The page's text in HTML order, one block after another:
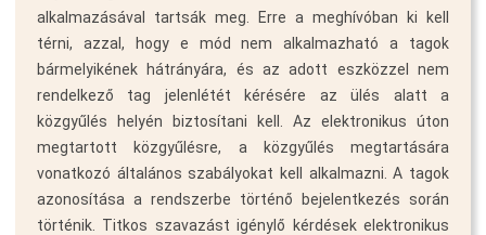
alkalmazásával tartsák meg. Erre a meghívóban ki kell
térni, azzal, hogy e mód nem alkalmazható a tagok
bármelyikének hátrányára, és az adott eszközzel nem
rendelkező tag jelenlétét kérésére az ülés alatt a
közgyűlés helyén biztosítani kell. Az elektronikus úton
megtartott közgyűlésre, a közgyűlés megtartására
vonatkozó általános szabályokat kell alkalmazni. A tagok
azonosítása a rendszerbe történő bejelentkezés során
történik. Titkos szavazást igénylő kérdések elektronikus